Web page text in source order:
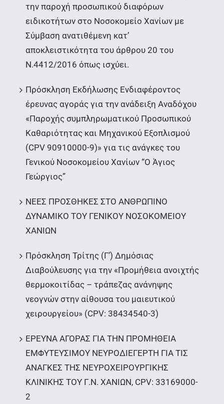
την παροχή προσωπικού διαφόρων
ειδικοτήτων στο Νοσοκομείο Χανίων με
Σύμβαση ανατιθέμενη κατ’
αποκλειστικότητα του άρθρου 20 του
Ν.4412/2016 όπως ισχύει.
Πρόσκληση Εκδήλωσης Ενδιαφέροντος
έρευνας αγοράς για την ανάδειξη Αναδόχου
«Παροχής συμπληρωματικού Προσωπικού
Καθαριότητας και Μηχανικού Εξοπλισμού
(CPV 90910000-9)» για τις ανάγκες του
Γενικού Νοσοκομείου Χανίων “Ο Άγιος
Γεώργιος”
ΝΕΕΣ ΠΡΟΣΘΗΚΕΣ ΣΤΟ ΑΝΘΡΩΠΙΝΟ
ΔΥΝΑΜΙΚΟ ΤΟΥ ΓΕΝΙΚΟΥ ΝΟΣΟΚΟΜΕΙΟΥ
ΧΑΝΙΩΝ
Πρόσκληση Τρίτης (Γ’) Δημόσιας
Διαβούλευσης για την «Προμήθεια ανοιχτής
θερμοκοιτίδας – τράπεζας ανάνηψης
νεογνών στην αίθουσα του μαιευτικού
χειρουργείου» (CPV: 38434540-3)
ΕΡΕΥΝΑ ΑΓΟΡΑΣ ΓΙΑ ΤΗΝ ΠΡΟΜΗΘΕΙΑ
ΕΜΦΥΤΕΥΣΙΜΟΥ ΝΕΥΡΟΔΙΕΓΕΡΤΗ ΓΙΑ ΤΙΣ
ΑΝΑΓΚΕΣ ΤΗΣ ΝΕΥΡΟΧΕΙΡΟΥΡΓΙΚΗΣ
ΚΛΙΝΙΚΗΣ ΤΟΥ Γ.Ν. ΧΑΝΙΩΝ, CPV: 33169000-
2